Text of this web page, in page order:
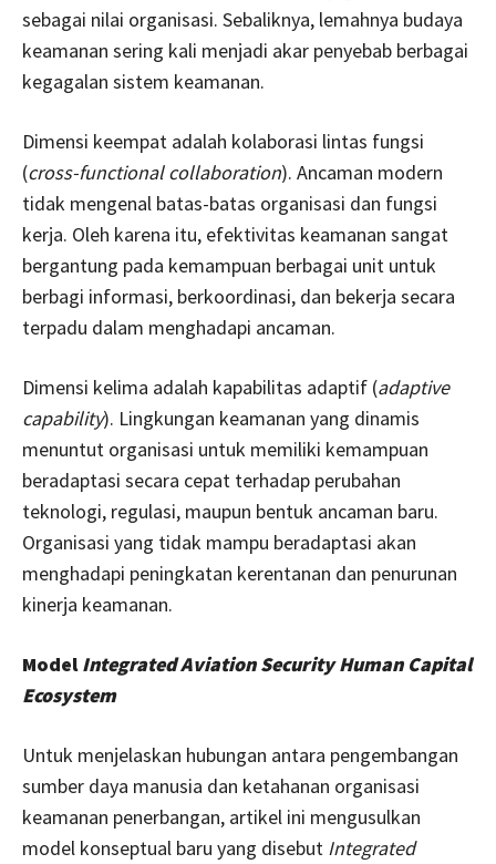
sebagai nilai organisasi. Sebaliknya, lemahnya budaya
keamanan sering kali menjadi akar penyebab berbagai
kegagalan sistem keamanan.
Dimensi keempat adalah kolaborasi lintas fungsi
(cross-functional collaboration). Ancaman modern
tidak mengenal batas-batas organisasi dan fungsi
kerja. Oleh karena itu, efektivitas keamanan sangat
bergantung pada kemampuan berbagai unit untuk
berbagi informasi, berkoordinasi, dan bekerja secara
terpadu dalam menghadapi ancaman.
Dimensi kelima adalah kapabilitas adaptif (adaptive
capability). Lingkungan keamanan yang dinamis
menuntut organisasi untuk memiliki kemampuan
beradaptasi secara cepat terhadap perubahan
teknologi, regulasi, maupun bentuk ancaman baru.
Organisasi yang tidak mampu beradaptasi akan
menghadapi peningkatan kerentanan dan penurunan
kinerja keamanan.
ModelIntegrated Aviation Security Human Capital
Ecosystem
Untuk menjelaskan hubungan antara pengembangan
sumber daya manusia dan ketahanan organisasi
keamanan penerbangan, artikel ini mengusulkan
model konseptual baru yang disebut Integrated